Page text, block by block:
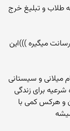
طلاب و تبلیغ خرج
از ۵ تا ۲۰ درصد پورسانت میگیره )))این
میلانی و سیستانی
برای زندگی
و هرکس کمی با